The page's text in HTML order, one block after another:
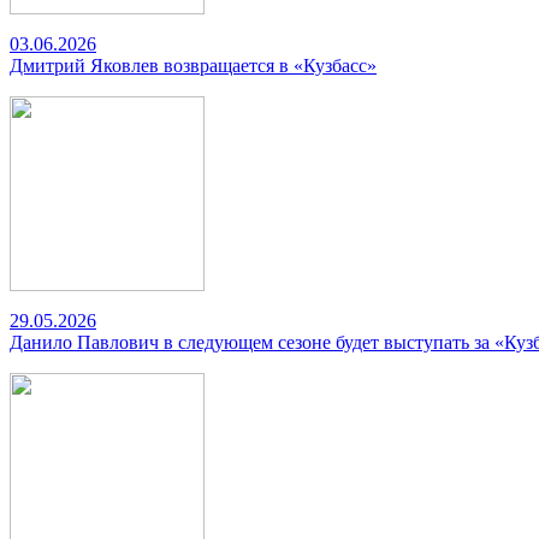
03.06.2026
Дмитрий Яковлев возвращается в «Кузбасс»
29.05.2026
Данило Павлович в следующем сезоне будет выступать за